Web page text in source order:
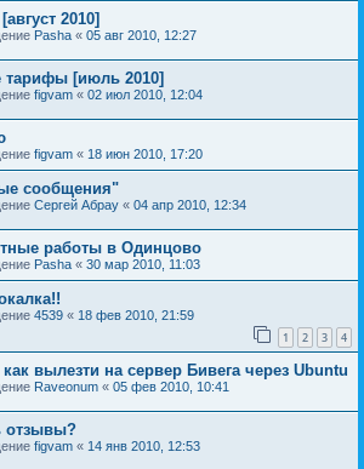
2010]
Pasha « 05 авг 2010, 12:27
тарифы [июль 2010]
figvam « 02 июл 2010, 12:04
figvam « 18 июн 2010, 17:20
сообщения"
Сергей Абрау « 04 апр 2010, 12:34
работы в Одинцово
Pasha « 30 мар 2010, 11:03
4539 « 18 фев 2010, 21:59
1 2 3 4
вылезти на сервер Бивега через Ubuntu
Raveonum « 05 фев 2010, 10:41
отзывы?
figvam « 14 янв 2010, 12:53